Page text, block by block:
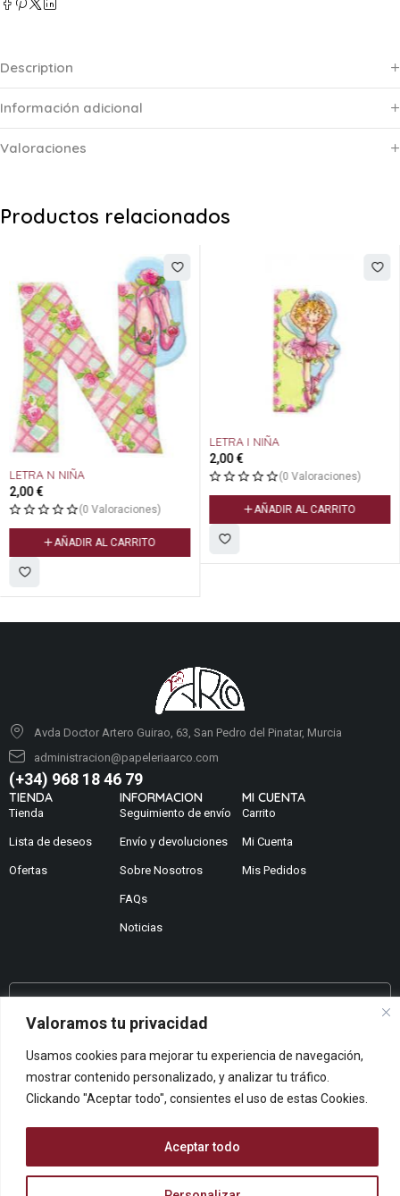
Valoramos tu privacidad
Usamos cookies para mejorar tu experiencia de navegación,
mostrar contenido personalizado, y analizar tu tráfico.
Clickando "Aceptar todo", consientes el uso de estas Cookies.
Aceptar todo
Description
Información adicional
Valoraciones
Productos relacionados
LETRA N NIÑA
2,00€
(0 Valoraciones)
AÑADIR AL CARRITO
LETRA I NIÑA
2,00€
(0 Valoraciones)
AÑADIR AL CARRITO
Avda Doctor Artero Guirao, 63, San Pedro del Pinatar, Murcia
administracion@papeleriaarco.com
(+34) 968 18 46 79
TIENDA
Tienda
Lista de deseos
Ofertas
INFORMACION
Seguimiento de envío
Envío y devoluciones
Sobre Nosotros
FAQs
Noticias
MI CUENTA
Carrito
Mi Cuenta
Mis Pedidos
¿No encuentras lo que buscas?
¿Te podemos ayudar?
Centro De Ayuda
Queremos saber tu opinión